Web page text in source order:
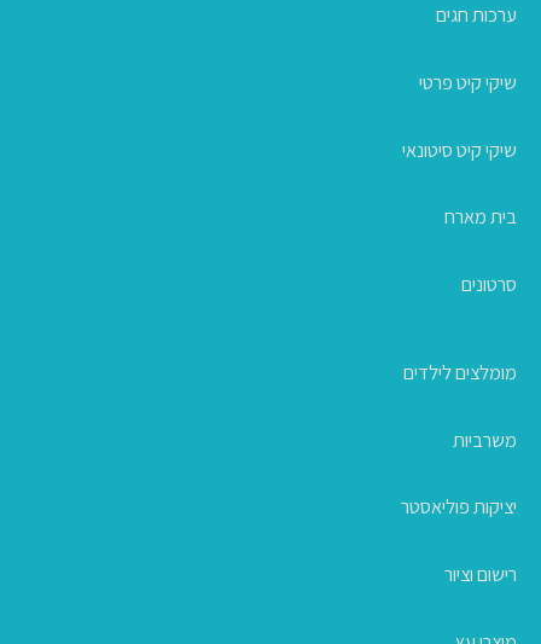
ערכות חגים
שיקי קיט פרטי
שיקי קיט סיטונאי
בית מארח
סרטונים
מומלצים לילדים
משרביות
יציקות פוליאסטר
רישום וציור